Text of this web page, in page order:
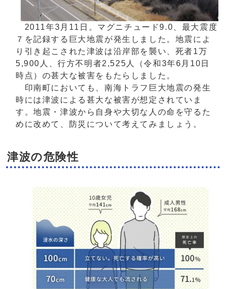
2011年3月11日。マグニチュード9.0、最大震度
７を記録する巨大地震が発生しました。地震によ
り引き起こされた津波は沿岸部を襲い、死者1万
5,900人、行方不明者2,525人（令和3年6月10日
時点）の甚大な被害をもたらしました。
印南町においても、南海トラフ巨大地震の発生
時には津波による甚大な被害が想定されていま
す。地震・津波から自身や大切な人の命を守るた
めに改めて、防災について考えてみましょう。
津波の危険性